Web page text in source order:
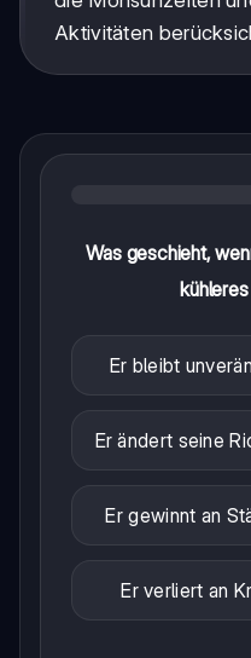
Aktivitäten
Was geschieht,
Er bleibt
Er ändert seine
Er gewinnt an
Er verliert an